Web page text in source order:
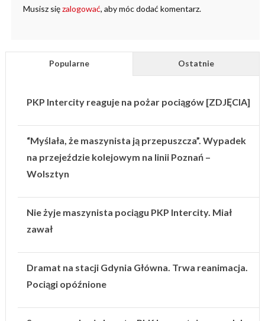
Musisz sięzalogować, aby móc dodać komentarz.
Popularne Ostatnie
PKP Intercity reaguje na pożar pociągów [ZDJĘCIA]
“Myślała, że maszynista ją przepuszcza”. Wypadek
na przejeździe kolejowym na linii Poznań –
Wolsztyn
Nie żyje maszynista pociągu PKP Intercity. Miał
zawał
Dramat na stacji Gdynia Główna. Trwa reanimacja.
Pociągi opóźnione